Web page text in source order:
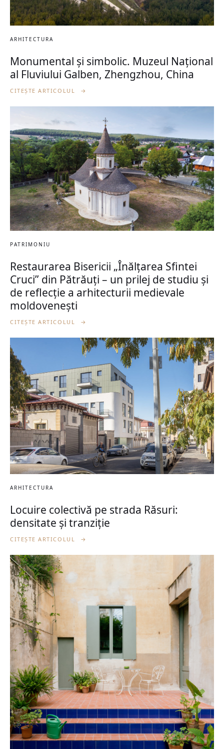
ARHITECTURA
Monumental și simbolic. Muzeul Național
al Fluviului Galben, Zhengzhou, China
CITEȘTE ARTICOLUL →
PATRIMONIU
Restaurarea Bisericii „Înălțarea Sfintei
Cruci” din Pătrăuți – un prilej de studiu și
de reflecție a arhitecturii medievale
moldovenești
CITEȘTE ARTICOLUL →
ARHITECTURA
Locuire colectivă pe strada Răsuri:
densitate și tranziție
CITEȘTE ARTICOLUL →